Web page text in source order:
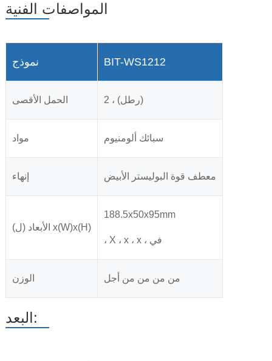
المواصفات الفنية
نموذج BIT-WS1212
الحمل الأقصى 2 ، (رطل)
مواد سبائك ألومنيوم
إنهاء معطف قوة البوليستر الأبيض
الأبعاد (ل) x(W)x(H)
188.5x50x95mm
، X ، x ، x ، في
الوزن من من من من أجل
البعد: